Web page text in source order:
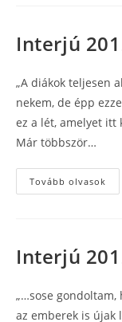
Interjú
„A diákok teljesen
nekem, de épp
ez a lét, amelyet itt
Már többször…
Tovább olvasok
Interjú
„…sose gondoltam,
az emberek is újak